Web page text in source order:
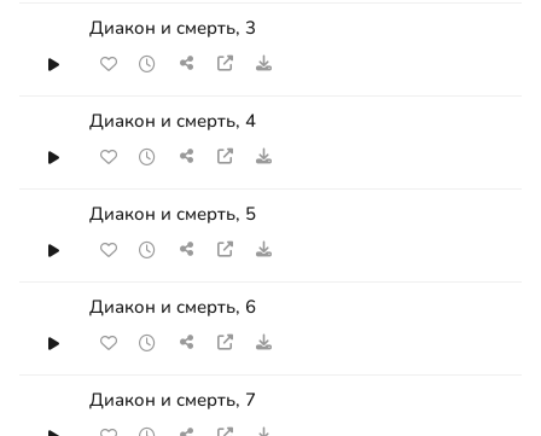
Диакон и смерть, 3
Диакон и смерть, 4
Диакон и смерть, 5
Диакон и смерть, 6
Диакон и смерть, 7